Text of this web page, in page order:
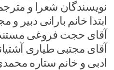
نویسندگان شعرا و
ابتدا خانم بارانی دبیر
آقای حجت فروغی
آقای مجتبی طیاری
ادبی و خانم ستاره